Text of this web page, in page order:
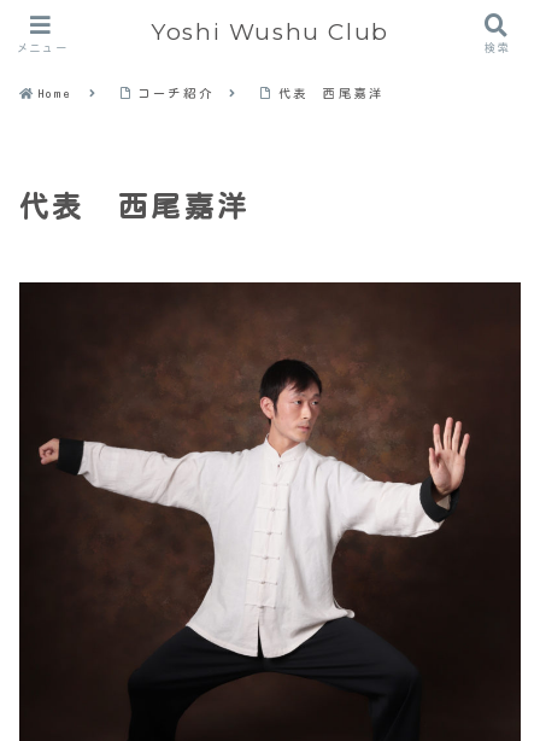
Home コーチ紹介 代表 西尾嘉洋
代表 西尾嘉洋
メニュー
Yoshi Wushu Club
検索